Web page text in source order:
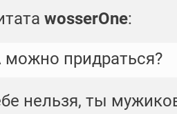
wosserOne:
можно придраться?
нельзя, ты